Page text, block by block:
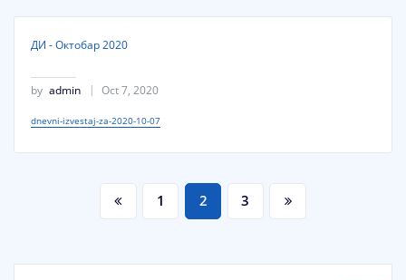
ДИ - Октобар 2020
by admin Oct 7, 2020
dnevni-izvestaj-za-2020-10-07
1 2 3